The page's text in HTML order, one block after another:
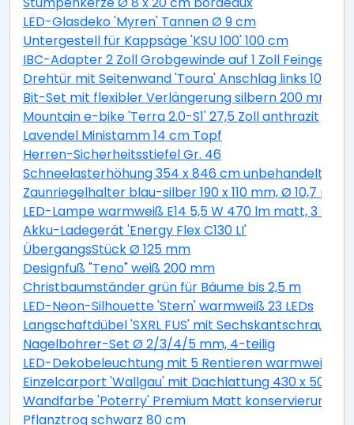
LED-Glasdeko 'Myren' Tannen Ø 9 cm
Untergestell für Kappsäge 'KSU 100' 100 cm
IBC-Adapter 2 Zoll Grobgewinde auf 1 Zoll
Drehtür mit Seitenwand 'Toura' Anschlag links 100 x
Bit-Set mit flexibler Verlängerung silbern 200 mm 11-
Mountain e-bike 'Terra 2.0-S1' 27,5 Zoll anthrazit
Lavendel Ministamm 14 cm Topf
Herren-Sicherheitsstiefel Gr. 46
Schneelasterhöhung 354 x 846 cm unbehandelt 6
Zaunriegelhalter blau-silber 190 x 110 mm, Ø 10,7 mm
LED-Lampe warmweiß E14 5,5 W 470 lm matt, 3
Akku-Ladegerät 'Energy Flex C130 LI'
ÜbergangsStück Ø 125 mm
Designfuß "Teno" weiß 200 mm
Christbaumständer grün für Bäume bis 2,5 m
LED-Neon-Silhouette 'Stern' warmweiß 23 LEDs
Langschaftdübel 'SXRL FUS' mit Sechskantschraube,
Nagelbohrer-Set Ø 2/3/4/5 mm, 4-teilig
LED-Dekobeleuchtung mit 5 Rentieren warmweiß
Einzelcarport 'Wallgau' mit Dachlattung 430 x 500
Wandfarbe 'Poterry' Premium Matt
Pflanztrog schwarz 80 cm